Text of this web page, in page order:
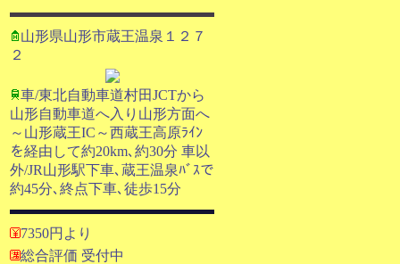
山形県山形市蔵王温泉１２７
２
車/東北自動車道村田JCTから
山形自動車道へ入り山形方面へ
～山形蔵王IC～西蔵王高原ﾗｲﾝ
を経由して約20km､約30分 車以
外/JR山形駅下車､蔵王温泉ﾊﾞｽで
約45分､終点下車､徒歩15分
7350円より
総合評価 受付中